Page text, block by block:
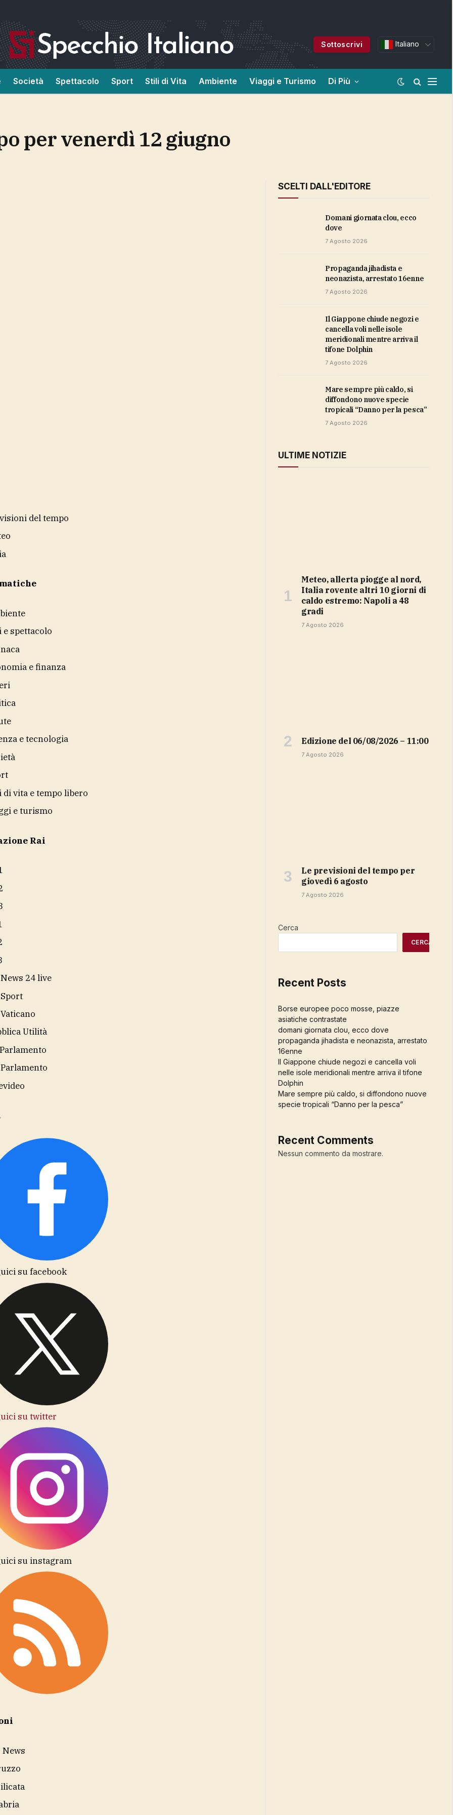
Sottoscrivi Italiano
Società Spettacolo Sport Stili di Vita Ambiente Viaggi e Turismo Di Più
per venerdì 12 giugno
del tempo
spettacolo
e finanza
e tecnologia
di vita e tempo libero
e turismo
Rai
24 live
Utilità
su facebook
su twitter
su instagram
SCELTI DALL'EDITORE
domani giornata clou, ecco
dove
7 Agosto 2026
propaganda jihadista e
neonazista, arrestato 16enne
7 Agosto 2026
Il Giappone chiude negozi e
cancella voli nelle isole
meridionali mentre arriva il
tifone Dolphin
7 Agosto 2026
Mare sempre più caldo, si
diffondono nuove specie
tropicali “Danno per la pesca”
7 Agosto 2026
ULTIME NOTIZIE
Meteo, allerta piogge al nord,
Italia rovente altri 10 giorni di
caldo estremo: Napoli a 48
gradi
7 Agosto 2026
Edizione del 06/08/2026 – 11:00
7 Agosto 2026
Le previsioni del tempo per
giovedì 6 agosto
7 Agosto 2026
Cerca
CERCA
Recent Posts
Borse europee poco mosse, piazze
asiatiche contrastate
domani giornata clou, ecco dove
propaganda jihadista e neonazista, arrestato
16enne
Il Giappone chiude negozi e cancella voli
nelle isole meridionali mentre arriva il tifone
Dolphin
Mare sempre più caldo, si diffondono nuove
specie tropicali “Danno per la pesca”
Recent Comments
Nessun commento da mostrare.